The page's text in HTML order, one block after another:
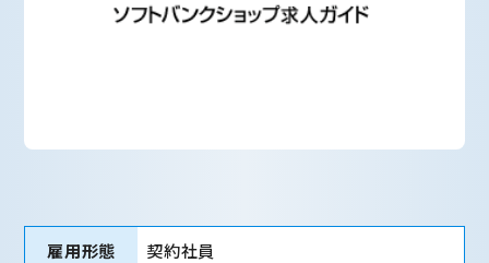
雇用形態 契約社員